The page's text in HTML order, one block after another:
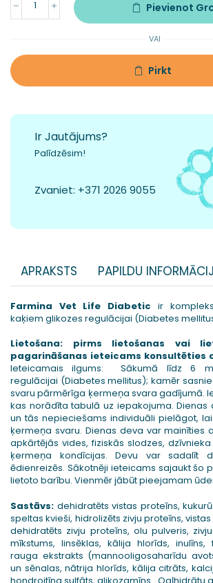
Pievienot
VAI
Pirkt
Ir Jautājums?
Palīdzēsim!
Zvaniet: +371 2026 9055
APRAKSTS PAPILDU
Farmina Vet Life Diabetic ir
kaķiem glikozes regulācijai (Diabetes
Lietošana: pirms lietošanas vai
pagarināšanas ieteicams konsultēties
Ieteicamais ilgums: Sākumā līdz 6
regulācijai (Diabetes mellitus); kamēr
svaru pārmērīga ķermeņa svara gadījumā.
kas norādīta tabulā uz iepakojuma. Dienas
un tās nepieciešams individuāli pielāgot,
ķermeņa svaru. Dienas deva var mainīties
apkārtējās vides, fiziskās slodzes,
ķermeņa kondīcijas. Devu var sadalīt
ēdienreizēs. Sākotnēji ieteicams sajaukt šo
lietoto barību. Vienmēr jābūt pieejamam
Sastāvs: dehidratēts vistas proteīns,
speltas kvieši, hidrolizēts zivju proteīns,
dehidratēts zivju proteīns, olu pulveris,
mīkstums, linsēklas, kālija hlorīds, inulīns,
rauga ekstrakts (mannooligosaharīdu
un sēnalas, nātrija hlorīds, kālija citrāts,